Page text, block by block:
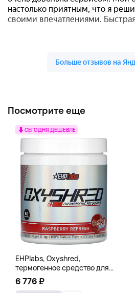
Посмотрите еще
СЕГОДНЯ ДЕШЕВЛЕ
EHPlabs, Oxyshred,
термогенное средство для
сжигания жира, малиновое
освежение, 318 г (11,2 унции)
6 776 ₽